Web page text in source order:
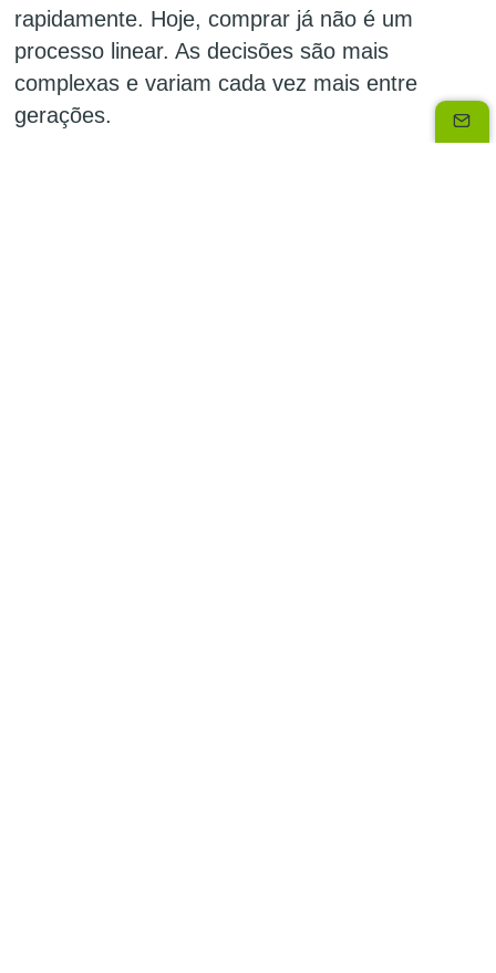
rapidamente. Hoje, comprar já não é um
processo linear. As decisões são mais
complexas e variam cada vez mais entre
gerações.